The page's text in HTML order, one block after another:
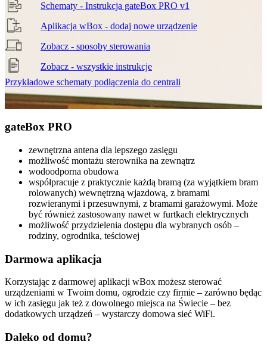
Schematy - Instrukcja gateBox PRO v1
Aplikacja wBox - dodaj nowe urządzenie
Zobacz - sposoby sterowania
Zobacz - wszystkie instrukcje
Przykładowe schematy podłączenia do centrali
gateBox PRO
zewnętrzna antena dla lepszego zasięgu
możliwość montażu sterownika na zewnątrz
wodoodporna obudowa
współpracuje z praktycznie każdą bramą (za wyjątkiem bram
rolowanych) wewnętrzną wjazdową, z bramami
rozwieranymi i przesuwnymi, z bramami garażowymi. Może
być również zastosowany nawet w furtkach elektrycznych
możliwość przydzielenia dostępu dla wybranych osób –
rodziny, ogrodnika, teściowej
Darmowa aplikacja
Korzystając z darmowej aplikacji wBox możesz sterować
urządzeniami w Twoim domu, ogrodzie czy firmie – zarówno będąc
w ich zasięgu jak też z dowolnego miejsca na Świecie – bez
dodatkowych urządzeń – wystarczy domowa sieć WiFi.
Daleko od domu?